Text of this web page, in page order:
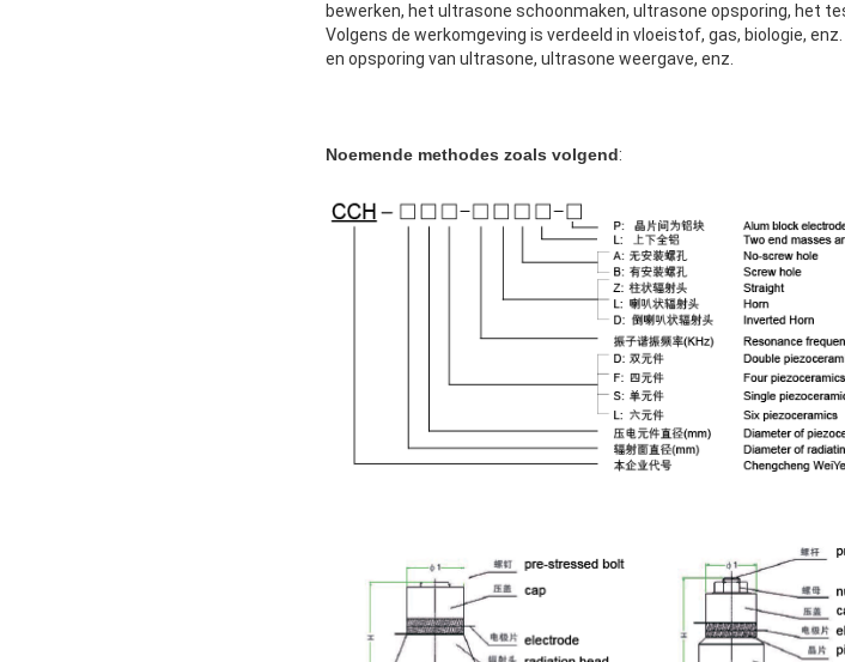
bewerken, het ultrasone schoonmaken, ultrasone opsporing, het
Volgens de werkomgeving is verdeeld in vloeistof, gas, biologie,
en opsporing van ultrasone, ultrasone weergave, enz.
Noemende methodes zoals volgend: